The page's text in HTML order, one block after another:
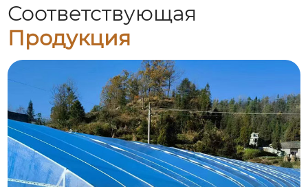
Соответствующая
Продукция